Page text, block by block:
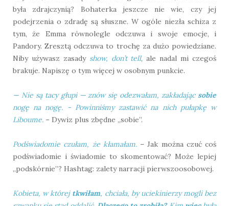
była zdrajczynią? Bohaterka jeszcze nie wie, czy jej
podejrzenia o zdradę są słuszne. W ogóle niezła schiza z
tym, że Emma równolegle odczuwa i swoje emocje, i
Pandory. Zresztą odczuwa to trochę za dużo powiedziane.
Niby używasz zasady show, don’t tell, ale nadal mi czegoś
brakuje. Napiszę o tym więcej w osobnym punkcie.
— Nie są tacy głupi — znów się odezwałam, zakładającsobie
nogę na nogę. - Powinniśmy zastawić na nich pułapkę w
Liboume. – Dywiz plus zbędne „sobie”.
Podświadomie czułam, że kłamałam.– Jak można czuć coś
podświadomie i świadomie to skomentować? Może lepiej
„podskórnie”? Hashtag: zalety narracji pierwszoosobowej.
Kobieta, w której tkwiłam, chciała, by uciekinierzy mogli bez